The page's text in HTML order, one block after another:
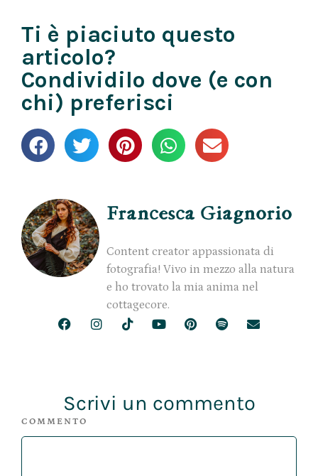
Ti è piaciuto questo
articolo?
Condividilo dove (e con
chi) preferisci
Francesca Giagnorio
Content creator appassionata di
fotografia! Vivo in mezzo alla natura
e ho trovato la mia anima nel
cottagecore.
Scrivi un commento
COMMENTO